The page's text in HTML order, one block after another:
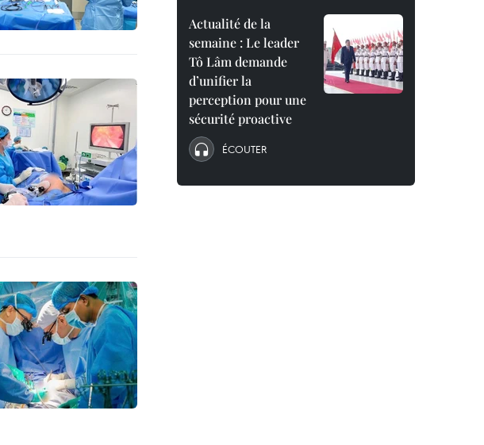
Actualité de la
semaine : Le leader
Tô Lâm demande
d’unifier la
perception pour une
sécurité proactive
ÉCOUTER